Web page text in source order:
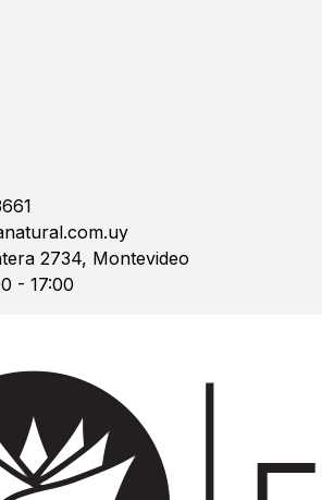
2734, Montevideo
- 17:00